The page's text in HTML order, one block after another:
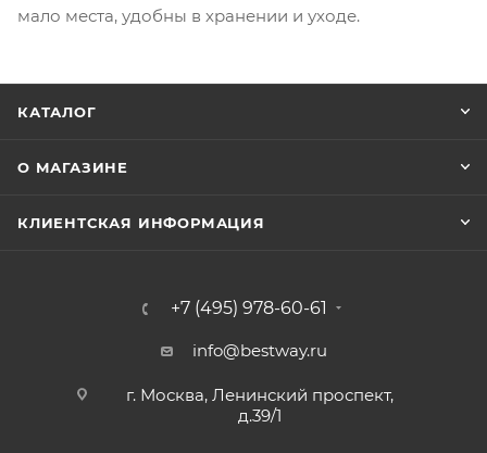
мало места, удобны в хранении и уходе.
КАТАЛОГ
О МАГАЗИНЕ
КЛИЕНТСКАЯ ИНФОРМАЦИЯ
+7 (495) 978-60-61
info@bestway.ru
г. Москва, Ленинский проспект,
д.39/1